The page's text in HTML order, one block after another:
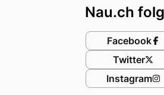
Nau.ch
Facebook
Twitter
Instagram